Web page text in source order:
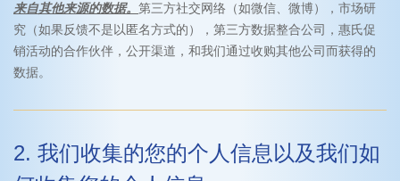
来自其他来源的数据。 第三方社交网络（如微信、微博），市场研
究（如果反馈不是以匿名方式的），第三方数据整合公司，惠氏促
销活动的合作伙伴，公开渠道，和我们通过收购其他公司而获得的
数据。
2. 我们收集的您的个人信息以及我们如